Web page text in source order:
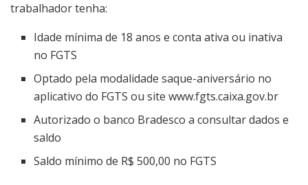
trabalhador tenha:
Idade mínima de 18 anos e conta ativa ou inativa
no FGTS
Optado pela modalidade saque-aniversário no
aplicativo do FGTS ou site www.fgts.caixa.gov.br
Autorizado o banco Bradesco a consultar dados e
saldo
Saldo mínimo de R$ 500,00 no FGTS